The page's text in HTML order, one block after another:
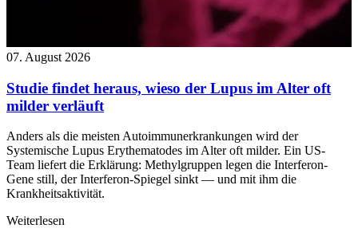
07. August 2026
Studie findet heraus, wieso der Lupus im Alter oft
milder verläuft
Anders als die meisten Autoimmunerkrankungen wird der
Systemische Lupus Erythematodes im Alter oft milder. Ein US-
Team liefert die Erklärung: Methylgruppen legen die Interferon-
Gene still, der Interferon-Spiegel sinkt — und mit ihm die
Krankheitsaktivität.
Weiterlesen